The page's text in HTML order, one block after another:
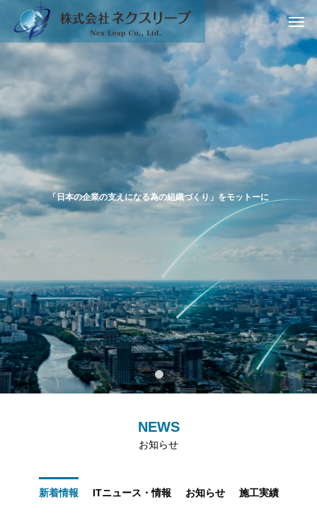
一番頼れるパートナーであり続 けたい
「日本の企業の支えになる為の組織づくり 」 をモッ ト ーに
NEWS
お知らせ
新着情報 ITニュース・情報 お知らせ 施工実績